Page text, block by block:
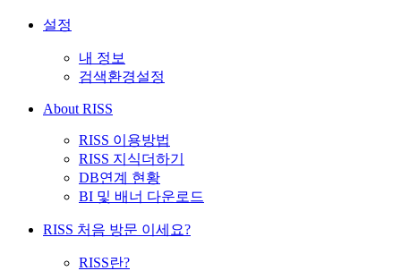
설정
내 정보
검색환경설정
About RISS
RISS 이용방법
RISS 지식더하기
DB연계 현황
BI 및 배너 다운로드
RISS 처음 방문 이세요?
RISS란?